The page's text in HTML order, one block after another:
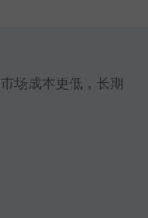
场成本更低，长期